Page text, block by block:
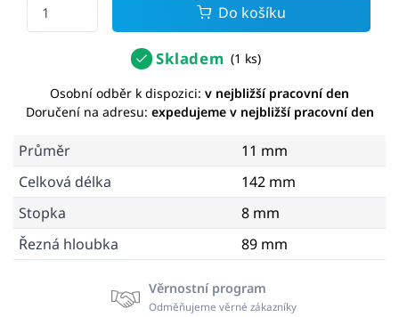
Do košíku
Skladem (1 ks)
Osobní odběr k dispozici: v nejbližší pracovní den
Doručení na adresu: expedujeme v nejbližší pracovní den
Průměr
11 mm
Celková délka
142 mm
Stopka
8 mm
Řezná hloubka
89 mm
Věrnostní program
Odměňujeme věrné zákazníky